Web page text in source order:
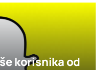
korisnika od